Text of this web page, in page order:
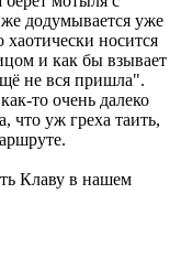
додумывается уже
носится
и как бы взывает
не вся пришла".
то очень далеко
что уж греха таить,
Клаву в нашем